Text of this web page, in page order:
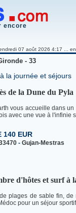
encore
07 août 2026 4:17 ...
- 33
la journée et séjours
de la Dune du Pyla
vous accueille dans
avec une vue à l'infinie
140 EUR
- Gujan-Mestras
d'hôtes et surf à
plages de sable fin,
pour un séjour